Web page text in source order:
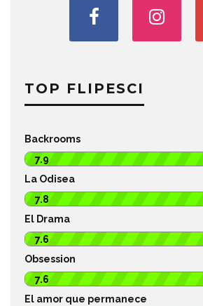
TOP FLIPESCI
Backrooms
7.9
La Odisea
7.8
El Drama
7.6
Obsession
7.6
El amor que permanece